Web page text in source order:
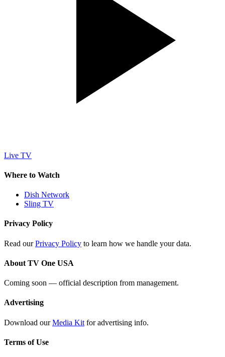
Live TV
Where to Watch
Dish Network
Sling TV
Privacy Policy
Read ourPrivacy Policy to learn how we handle your data.
About TV One USA
Coming soon — official description from management.
Advertising
Download ourMedia Kit for advertising info.
Terms of Use